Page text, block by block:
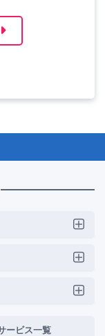
ービス一覧